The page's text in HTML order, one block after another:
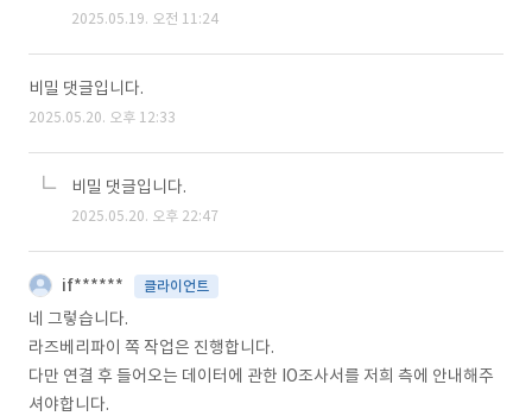
2025.05.19. 오전 11:24
비밀 댓글입니다.
2025.05.20. 오후 12:33
비밀 댓글입니다.
2025.05.20. 오후 22:47
if****** 클라이언트
네 그렇습니다.
라즈베리파이 쪽 작업은 진행합니다.
다만 연결 후 들어오는 데이터에 관한 IO조사서를 저희 측에 안내해주
셔야합니다.